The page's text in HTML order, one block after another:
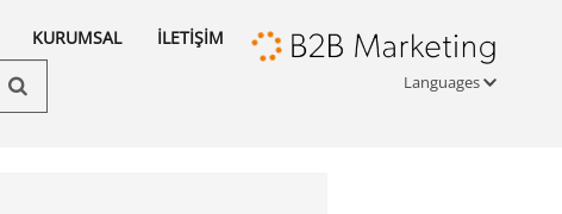
Languages
KURUMSAL İLETİŞİM